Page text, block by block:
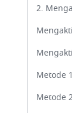
Metode 1​
Metode